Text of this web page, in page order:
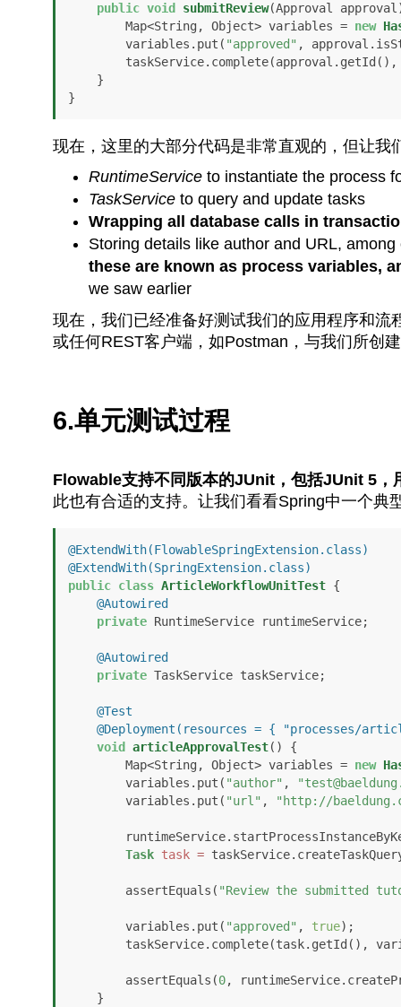
public void submitReview(Approval
        Map<String, Object> variables =
new
        variables.put(
"approved" ,
}
现在，这里的大部分代码是非常直观的，但让我
RuntimeServiceto instantiate the process
TaskServiceto query and update tasks
Wrapping all database calls in
Storing details like author and URL,
these are known as process variables,
we saw earlier
现在，我们已经准备好测试我们的应用程序和
或任何REST客户端，如Postman，与我们所创
6.单元测试过程
Flowable支持不同版本的JUnit，包括JUnit 5，
此也有合适的支持。让我们看看Spring中一个典
@ExtendWith(FlowableSpringExtension.class)
@ExtendWith(SpringExtension.class)
public class ArticleWorkflowUnitTest {
@Autowired
private RuntimeService runtimeService;
@Autowired
private TaskService taskService;
@Test
@Deployment(resources = { "processes/
void
articleApprovalTest()
{
        Map<String, Object> variables =
new
        variables.put(
"author" ,
        variables.put(
"url" , "http://
Task task =
        assertEquals(
"Review the submitted
        variables.put(
"approved" , true);
        assertEquals(
0,